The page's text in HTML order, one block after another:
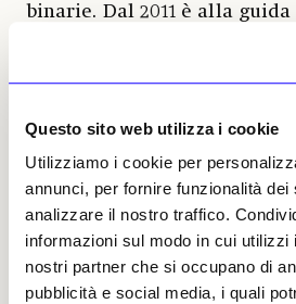
Questo sito web utilizza i cookie
Utilizziamo i cookie per
annunci, per fornire funzionalità dei
analizzare il nostro traffico.
informazioni sul modo in cui utilizzi
nostri partner che si occupano di
pubblicità e social media, i quali
binarie. Dal 2011 è alla
dove ha trasformato la
Manhattan in un vero e
arte pubblica. Qui, nel 2024,
itinerante che ha ridefinito
spazio urbano e nella
presentato un ciclo di
sperimentali firmate da
Marakatt‑Labba, Mika
in equilibrio tra scultura,
corporea e mitologia.